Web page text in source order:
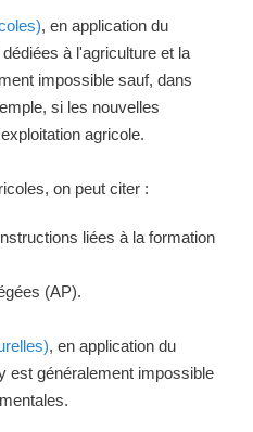
, en application du
à l'agriculture et la
impossible sauf, dans
si les nouvelles
agricole.
on peut citer :
liées à la formation
(AP).
, en application du
est généralement impossible